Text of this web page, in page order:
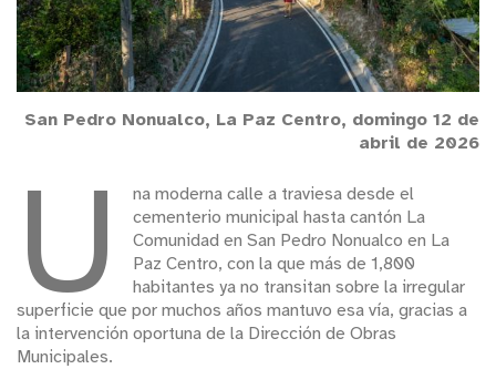
San Pedro Nonualco, La Paz Centro, domingo 12 de
abril de 2026
U
na moderna calle a traviesa desde el
cementerio municipal hasta cantón La
Comunidad en San Pedro Nonualco en La
Paz Centro, con la que más de 1,800
habitantes ya no transitan sobre la irregular
superficie que por muchos años mantuvo esa vía, gracias a
la intervención oportuna de la Dirección de Obras
Municipales.